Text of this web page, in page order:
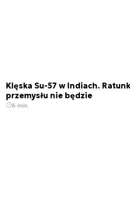
Klęska Su-57 w Indiach.
przemysłu nie będzie
6 min.